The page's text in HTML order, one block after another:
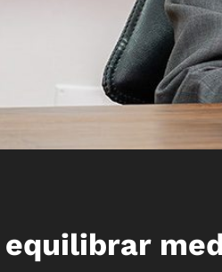
equilibrar